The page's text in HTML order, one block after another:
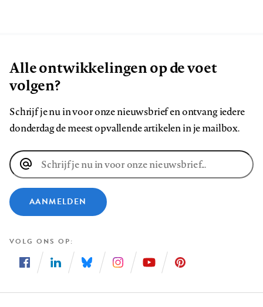
Alle ontwikkelingen op de voet
volgen?
Schrijf je nu in voor onze nieuwsbrief en ontvang iedere
donderdag de meest opvallende artikelen in je mailbox.
E-
mailadres
AANMELDEN
VOLG ONS OP
ons
ons
ons
ons
ons
ons